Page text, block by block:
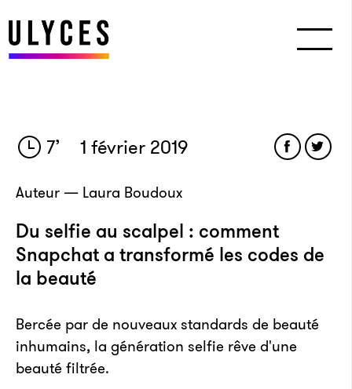
7’ 1 février 2019
Auteur — Laura Boudoux
Du selfie au scalpel : comment
Snapchat a transformé les codes de
la beauté
Bercée par de nouveaux standards de beauté
inhumains, la génération selfie rêve d'une
beauté filtrée.